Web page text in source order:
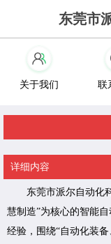
东莞市
关于我们 联
详细内容
东莞市派尔自动化
慧制造”为核心的智能
经验，围绕“自动化装